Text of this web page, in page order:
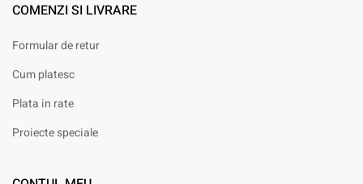
COMENZI SI LIVRARE
Formular de retur
Cum platesc
Plata in rate
Proiecte speciale